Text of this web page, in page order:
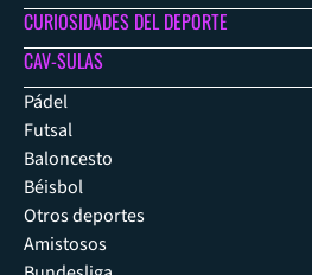
CURIOSIDADES DEL DEPORTE
CAV-SULAS
Pádel
Futsal
Baloncesto
Béisbol
Otros deportes
Amistosos